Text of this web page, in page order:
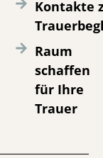
Kontakte
Raum
schaffen
für Ihre
Trauer